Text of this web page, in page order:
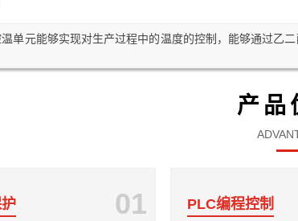
单元能够实现对生产过程中的温度的控制，能够通过乙
产品
01 PLC编程控制